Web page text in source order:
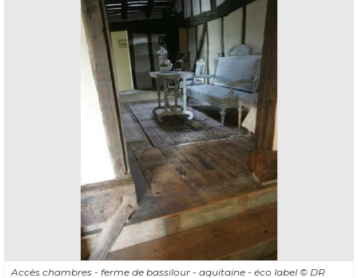
Accès chambres - ferme de bassilour - aquitaine - éco label © DR